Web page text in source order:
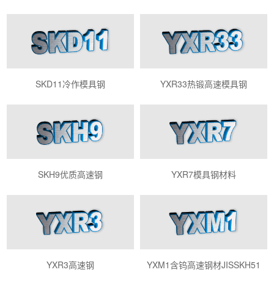
SKD11冷作模具钢 YXR33热锻高速模具钢
SKH9优质高速钢 YXR7模具钢材料
YXR3高速钢 YXM1含钨高速钢材JISSKH51